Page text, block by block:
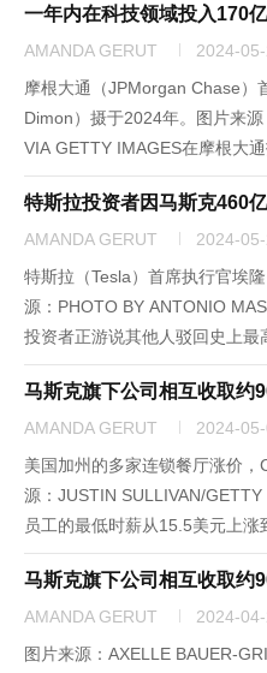
会制定的薪酬方案过高，是公司
一年内在科技领域投入170
AMANDA GERUT 2024-
摩根大通（JPMorgan Chase）
Dimon）摄于2024年。图片来
VIA GETTY IMAGES在摩根大
一个数字让一位文章阅读量最
大型银行分析...
特斯拉投资者因马斯克460
AMANDA GERUT 2024-
特斯拉（Tesla）首席执行官埃
源：PHOTO BY ANTONIO
投资者正游说其他人驳回史上最
在内的团体近日提交了一份公
股东大会上投票反对首席执...
马斯克旗下公司相互收取约
AMANDA GERUT 2024-
美国加州的多家连锁餐厅涨价
源：JUSTIN SULLIVAN/
员工的最低时薪从15.5美元上涨
4月初正式生效，Chipotle、
Ja...
马斯克旗下公司相互收取约
AMANDA GERUT 2024-
图片来源：AXELLE BAUER-